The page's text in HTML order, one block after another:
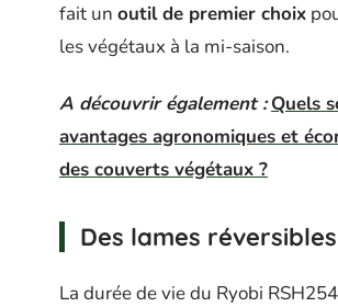
fait un outil de premier choix
les végétaux à la mi-saison.
A découvrir également : Quels
avantages agronomiques et
des couverts végétaux ?
Des lames réversibles
La durée de vie du Ryobi